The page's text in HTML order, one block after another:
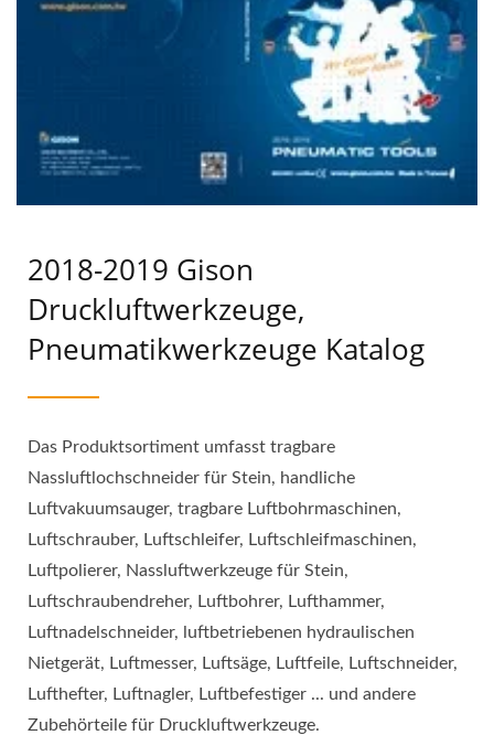
2018-2019 Gison
Druckluftwerkzeuge,
Pneumatikwerkzeuge Katalog
Das Produktsortiment umfasst tragbare
Nassluftlochschneider für Stein, handliche
Luftvakuumsauger, tragbare Luftbohrmaschinen,
Luftschrauber, Luftschleifer, Luftschleifmaschinen,
Luftpolierer, Nassluftwerkzeuge für Stein,
Luftschraubendreher, Luftbohrer, Lufthammer,
Luftnadelschneider, luftbetriebenen hydraulischen
Nietgerät, Luftmesser, Luftsäge, Luftfeile, Luftschneider,
Lufthefter, Luftnagler, Luftbefestiger ... und andere
Zubehörteile für Druckluftwerkzeuge.